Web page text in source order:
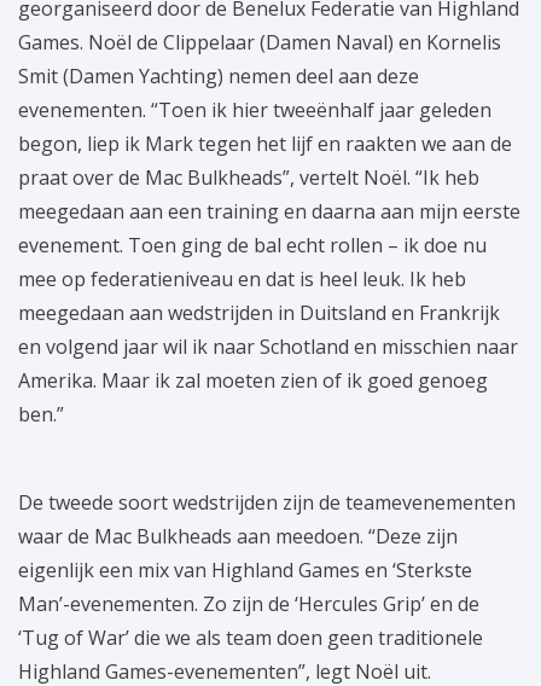
georganiseerd door de Benelux Federatie van Highland
Games. Noël de Clippelaar (Damen Naval) en Kornelis
Smit (Damen Yachting) nemen deel aan deze
evenementen. “Toen ik hier tweeënhalf jaar geleden
begon, liep ik Mark tegen het lijf en raakten we aan de
praat over de Mac Bulkheads”, vertelt Noël. “Ik heb
meegedaan aan een training en daarna aan mijn eerste
evenement. Toen ging de bal echt rollen – ik doe nu
mee op federatieniveau en dat is heel leuk. Ik heb
meegedaan aan wedstrijden in Duitsland en Frankrijk
en volgend jaar wil ik naar Schotland en misschien naar
Amerika. Maar ik zal moeten zien of ik goed genoeg
ben.”
De tweede soort wedstrijden zijn de teamevenementen
waar de Mac Bulkheads aan meedoen. “Deze zijn
eigenlijk een mix van Highland Games en ‘Sterkste
Man’-evenementen. Zo zijn de ‘Hercules Grip’ en de
‘Tug of War’ die we als team doen geen traditionele
Highland Games-evenementen”, legt Noël uit.